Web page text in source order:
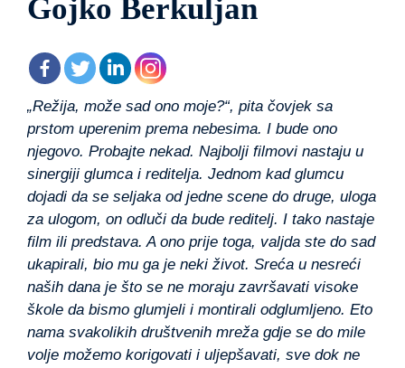
Gojko Berkuljan
„Režija, može sad ono moje?“, pita čovjek sa
prstom uperenim prema nebesima. I bude ono
njegovo. Probajte nekad. Najbolji filmovi nastaju u
sinergiji glumca i reditelja. Jednom kad glumcu
dojadi da se seljaka od jedne scene do druge, uloga
za ulogom, on odluči da bude reditelj. I tako nastaje
film ili predstava. A ono prije toga, valjda ste do sad
ukapirali, bio mu ga je neki život. Sreća u nesreći
naših dana je što se ne moraju završavati visoke
škole da bismo glumjeli i montirali odglumljeno. Eto
nama svakolikih društvenih mreža gdje se do mile
volje možemo korigovati i uljepšavati, sve dok ne